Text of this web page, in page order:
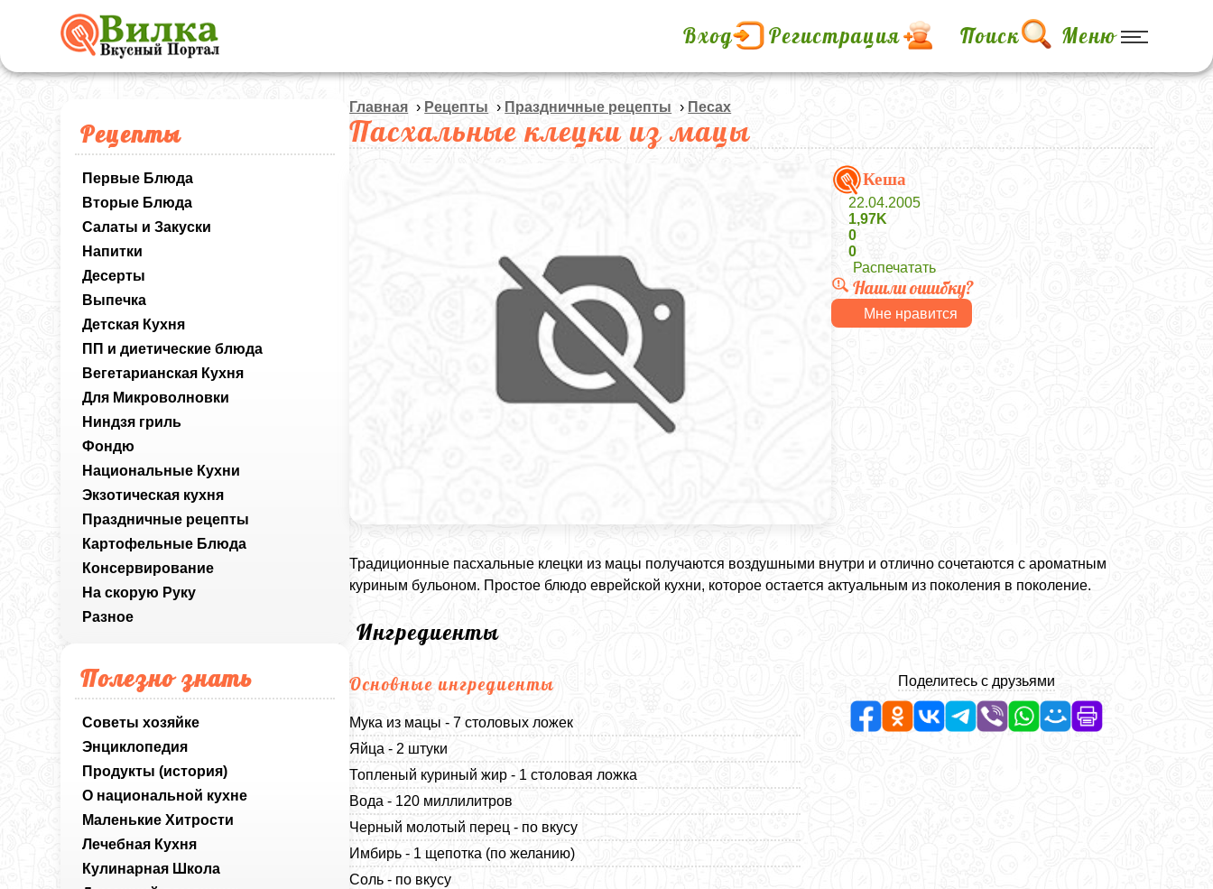
Вход Регистрация Поиск Меню
Рецепты
Первые Блюда
Вторые Блюда
Салаты и Закуски
Напитки
Десерты
Выпечка
Детская Кухня
ПП и диетические блюда
Вегетарианская Кухня
Для Микроволновки
Ниндзя гриль
Фондю
Национальные Кухни
Экзотическая кухня
Праздничные рецепты
Картофельные Блюда
Консервирование
На скорую Руку
Разное
Полезно знать
Советы хозяйке
Энциклопедия
Продукты (история)
О национальной кухне
Маленькие Хитрости
Лечебная Кухня
Кулинарная Школа
Главная › Рецепты › Праздничные рецепты › Песах
Пасхальные клецки из мацы
Кеша
22.04.2005
1,97K
0
0
Распечатать
Нашли ошибку?
Мне нравится
Традиционные пасхальные клецки из мацы получаются воздушными внутри и отлично сочетаются с ароматным
куриным бульоном. Простое блюдо еврейской кухни, которое остается актуальным из поколения в поколение.
Ингредиенты
Основные ингредиенты
Мука из мацы - 7 столовых ложек
Яйца - 2 штуки
Топленый куриный жир - 1 столовая ложка
Вода - 120 миллилитров
Черный молотый перец - по вкусу
Имбирь - 1 щепотка (по желанию)
Соль - по вкусу
Поделитесь с друзьями